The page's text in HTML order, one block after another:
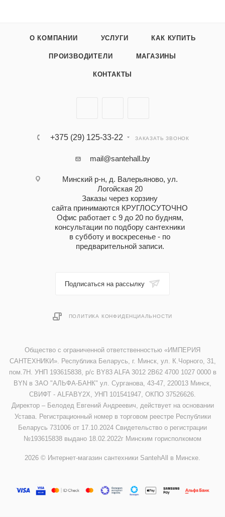
О КОМПАНИИ УСЛУГИ КАК КУПИТЬ
ПРОИЗВОДИТЕЛИ МАГАЗИНЫ
КОНТАКТЫ
+375 (29) 125-33-22 ЗАКАЗАТЬ ЗВОНОК
mail@santehall.by
Минский р-н, д. Валерьяново, ул.
Логойская 20
Заказы через корзину
сайта принимаются КРУГЛОСУТОЧНО
Офис работает с 9 до 20 по будням,
консультации по подбору сантехники
в субботу и воскресенье - по
предварительной записи.
Подписаться на рассылку
ПОЛИТИКА КОНФИДЕНЦИАЛЬНОСТИ
Общество с ограниченной ответственностью «ИМПЕРИЯ
САНТЕХНИКИ». Республика Беларусь, г. Минск, ул. К.Чорного, 31,
пом.7Н. УНП 193615838, р/с BY83 ALFA 3012 2B62 4700 1027 0000 в
BYN в ЗАО "АЛЬФА-БАНК" ул. Сурганова, 43-47, 220013 Минск,
СВИФТ - ALFABY2X, УНП 101541947, ОКПО 37526626.
Директор – Белодед Евгений Андреевич, действует на основании
Устава. Регистрационный номер в торговом реестре Республики
Беларусь 731006 от 17.10.2024 Свидетельство о регистрации
№193615838 выдано 18.02.2022г Минским горисполкомом
2026 © Интернет-магазин сантехники SantehAll в Минске.